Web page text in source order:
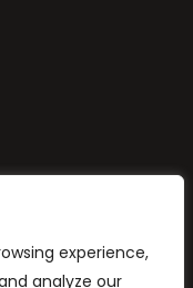
experience,
analyze our